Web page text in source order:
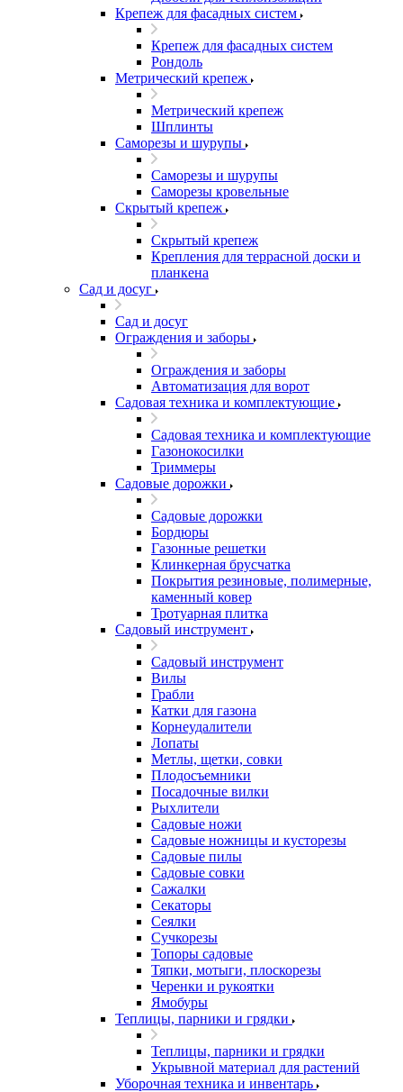
Крепеж для фасадных систем
Крепеж для фасадных систем
Рондоль
Метрический крепеж
Метрический крепеж
Шплинты
Саморезы и шурупы
Саморезы и шурупы
Саморезы кровельные
Скрытый крепеж
Скрытый крепеж
Крепления для террасной доски и
планкена
Сад и досуг
Сад и досуг
Ограждения и заборы
Ограждения и заборы
Автоматизация для ворот
Садовая техника и комплектующие
Садовая техника и комплектующие
Газонокосилки
Триммеры
Садовые дорожки
Садовые дорожки
Бордюры
Газонные решетки
Клинкерная брусчатка
Покрытия резиновые, полимерные,
каменный ковер
Тротуарная плитка
Садовый инструмент
Садовый инструмент
Вилы
Грабли
Катки для газона
Корнеудалители
Лопаты
Метлы, щетки, совки
Плодосъемники
Посадочные вилки
Рыхлители
Садовые ножи
Садовые ножницы и кусторезы
Садовые пилы
Садовые совки
Сажалки
Секаторы
Сеялки
Сучкорезы
Топоры садовые
Тяпки, мотыги, плоскорезы
Черенки и рукоятки
Ямобуры
Теплицы, парники и грядки
Теплицы, парники и грядки
Укрывной материал для растений
Уборочная техника и инвентарь